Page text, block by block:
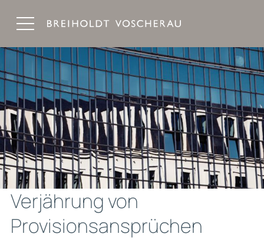
Verjährung von
Provisionsansprüchen